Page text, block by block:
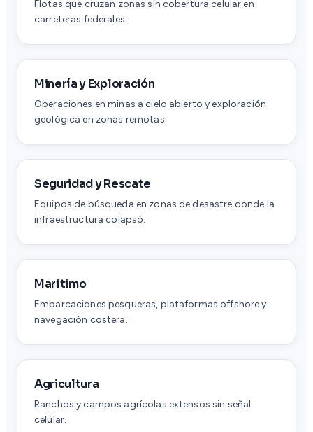
Flotas que cruzan zonas sin cobertura celular en
carreteras federales.
Minería y Exploración
Operaciones en minas a cielo abierto y exploración
geológica en zonas remotas.
Seguridad y Rescate
Equipos de búsqueda en zonas de desastre donde la
infraestructura colapsó.
Marítimo
Embarcaciones pesqueras, plataformas offshore y
navegación costera.
Agricultura
Ranchos y campos agrícolas extensos sin señal
celular.